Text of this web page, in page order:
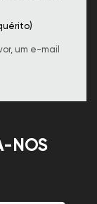
um e-mail
NOS